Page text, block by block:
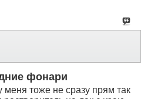
фонари
тоже не сразу прям так